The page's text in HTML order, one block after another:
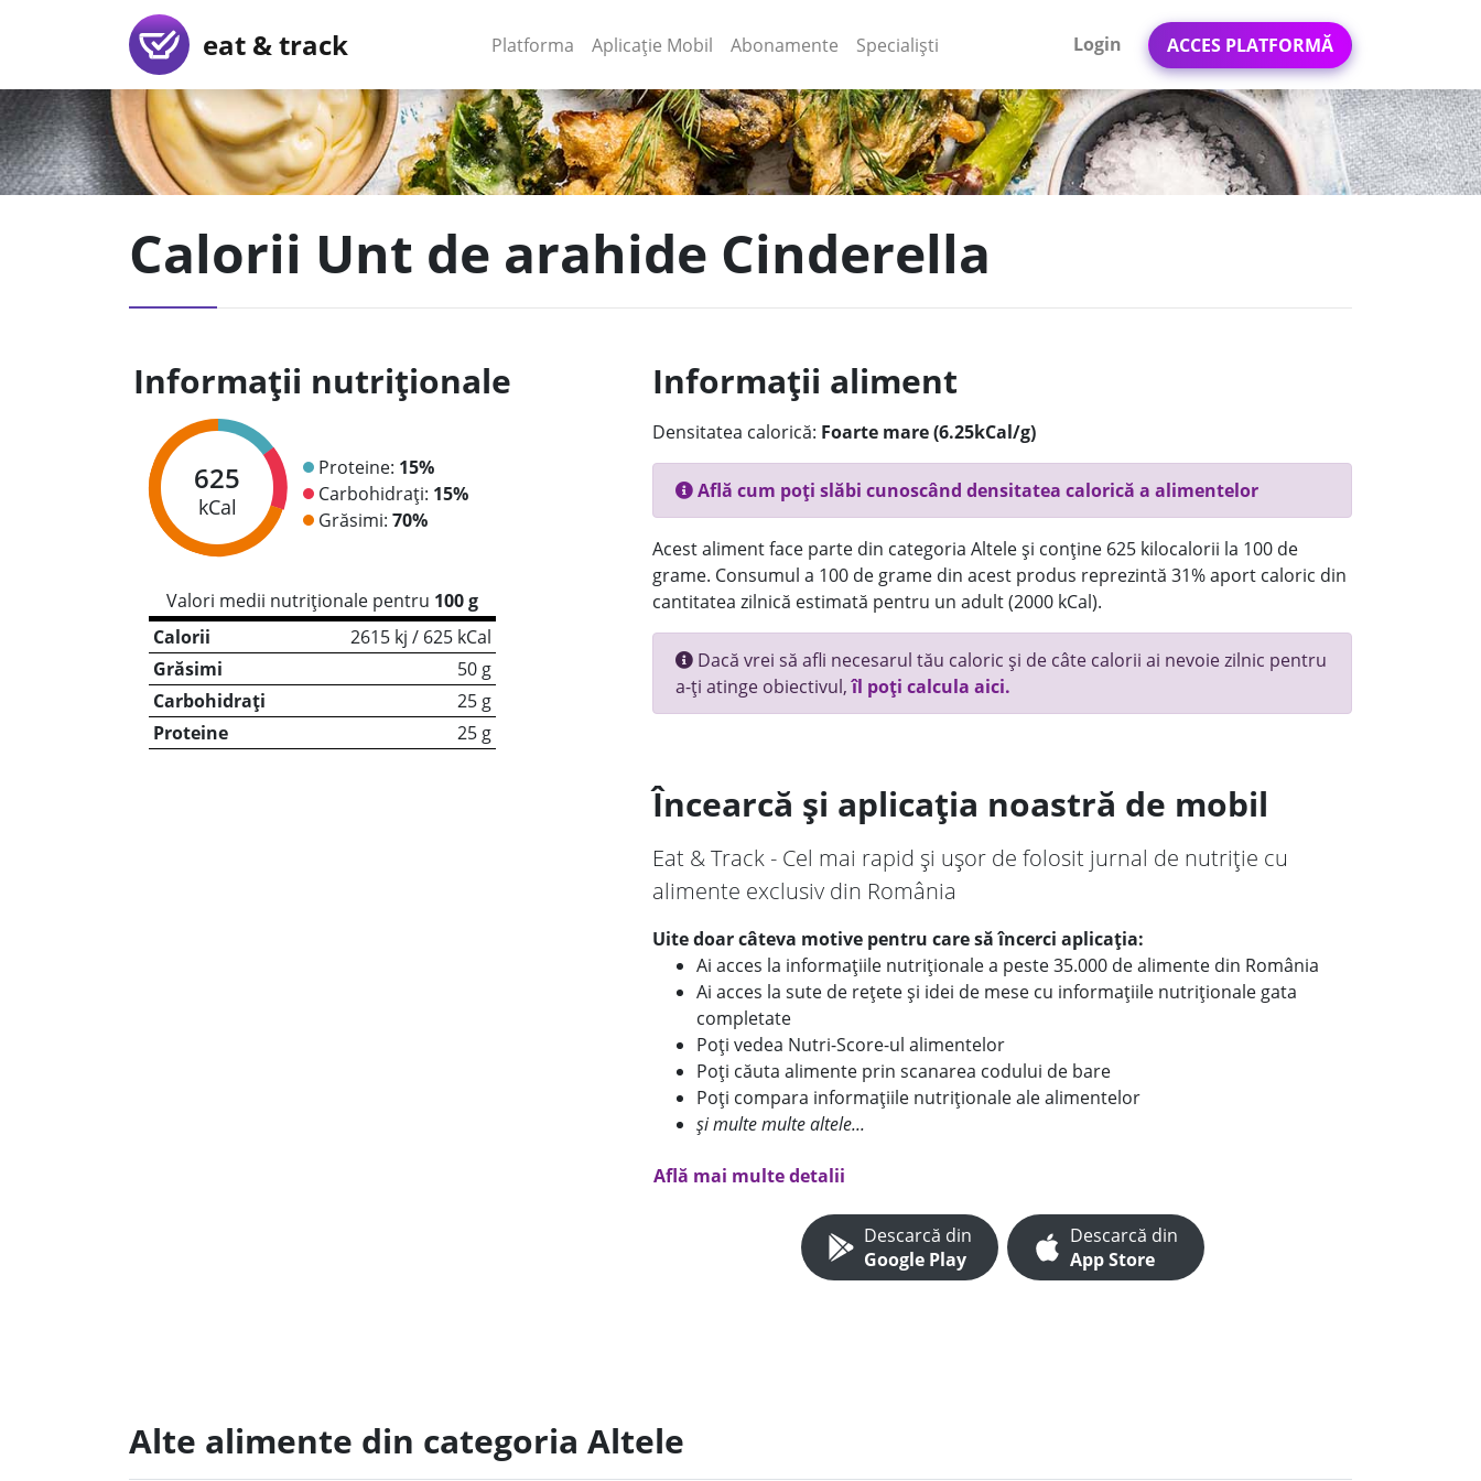
eat & track Platforma (current)
Aplicație Mobil (current)
Abonamente Specialiști Login ACCES PLATFORMĂ
Calorii Unt de arahide Cinderella
Informații nutriționale
625
kCal
Proteine: 15%
Carbohidrați: 15%
Grăsimi: 70%
Valori medii nutriționale pentru 100 g
Calorii
2615 kj / 625 kCal
Grăsimi
50 g
Carbohidrați
25 g
Proteine
25 g
Informații aliment
Densitatea calorică: Foarte mare (6.25kCal/g)
Află cum poți slăbi cunoscând densitatea calorică a alimentelor
Acest aliment face parte din categoria Altele și conține 625 kilocalorii la 100 de
grame. Consumul a 100 de grame din acest produs reprezintă 31% aport caloric din
cantitatea zilnică estimată pentru un adult (2000 kCal).
Dacă vrei să afli necesarul tău caloric și de câte calorii ai nevoie zilnic pentru
a-ți atinge obiectivul,îl poți calcula aici.
Încearcă și aplicația noastră de mobil
Eat & Track - Cel mai rapid și ușor de folosit jurnal de nutriție cu
alimente exclusiv din România
Uite doar câteva motive pentru care să încerci aplicația:
Ai acces la informațiile nutriționale a peste 35.000 de alimente din România
Ai acces la sute de rețete și idei de mese cu informațiile nutriționale gata
completate
Poți vedea Nutri-Score-ul alimentelor
Poți căuta alimente prin scanarea codului de bare
Poți compara informațiile nutriționale ale alimentelor
și multe multe altele...
Află mai multe detalii
Descarcă din
Google Play
Descarcă din
App Store
Alte alimente din categoria Altele